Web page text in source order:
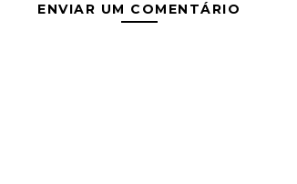
ENVIAR UM COMENTÁRIO